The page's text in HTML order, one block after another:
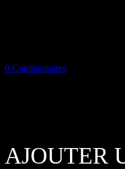
0 Commentaires
AJOUTER